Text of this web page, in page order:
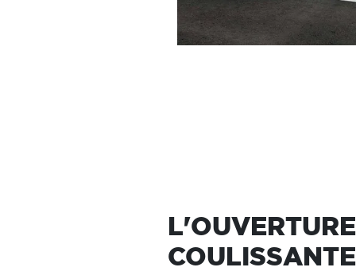
L'OUVERTURE
COULISSANTE